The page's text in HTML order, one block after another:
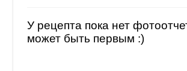
У рецепта пока нет
может быть первым :)